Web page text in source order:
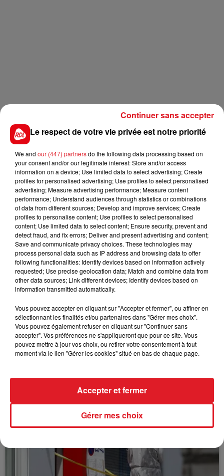
Le respect de votre vie privée est notre priorité
We and our (447) partnersdo the following data processing based on
your consent and/or our legitimate interest: Store and/or access
information on a device; Use limited data to select advertising; Create
profiles for personalised advertising; Use profiles to select personalised
advertising; Measure advertising performance; Measure content
performance; Understand audiences through statistics or combinations
of data from different sources; Develop and improve services; Create
profiles to personalise content; Use profiles to select personalised
content; Use limited data to select content; Ensure security, prevent and
detect fraud, and fix errors; Deliver and present advertising and content;
Save and communicate privacy choices. These technologies may
process personal data such as IP address and browsing data to offer
following functionalities: Identify devices based on information actively
requested; Use precise geolocation data; Match and combine data from
other data sources; Link different devices; Identify devices based on
information transmitted automatically.
Vous pouvez accepter en cliquant sur "Accepter et fermer", ou affiner en
sélectionnant les finalités et/ou partenaires dans "Gérer mes choix".
Vous pouvez également refuser en cliquant sur "Continuer sans
accepter". Vos préférences ne s'appliqueront que pour ce site. Vous
pouvez mettre à jour vos choix, ou retirer votre consentement à tout
moment via le lien "Gérer les cookies" situé en bas de chaque page.
Gérer mes choix
Accepter et fermer
Continuer sans accepter